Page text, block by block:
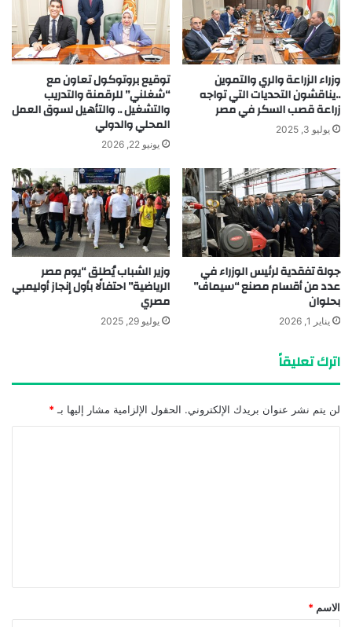
وزراء الزراعة والري والتموين
..يناقشون التحديات التي تواجه
زراعة قصب السكر في مصر
يوليو 3, 2025
توقيع بروتوكول تعاون مع
“شغلني” للرقمنة والتدريب
والتشغيل .. والتأهيل لسوق العمل
المحلي والدولي
يونيو 22, 2026
جولة تفقدية لرئيس الوزراء في
عدد من أقسام مصنع “سيماف”
بحلوان
يناير 1, 2026
وزير الشباب يُطلق “يوم مصر
الرياضية” احتفالًا بأول إنجاز أوليمبي
مصري
يوليو 29, 2025
اترك تعليقاً
لن يتم نشر عنوان بريدك الإلكتروني. الحقول الإلزامية مشار إليها بـ *
*
الاسم *